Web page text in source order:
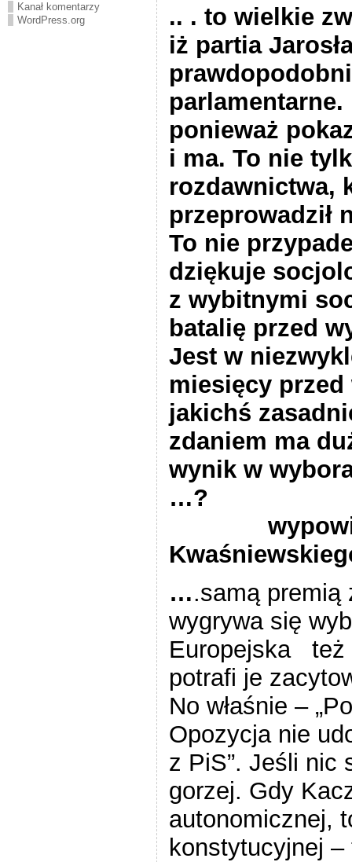
Kanał komentarzy
WordPress.org
.. . to wielkie
iż partia
parlamentarne.
ponieważ
i ma. To nie
rozdawnictwa,
przeprowadził
To nie
dziękuje
z wybitnymi
batalię przed
Jest w
miesięcy
jakichś
zdaniem ma
wynik w
….samą premią
wygrywa się
Europejska też
potrafi je
No właśnie –
Opozycja nie
z PiS”. Jeśli nic
gorzej. Gdy
autonomicznej,
konstytucyjnej